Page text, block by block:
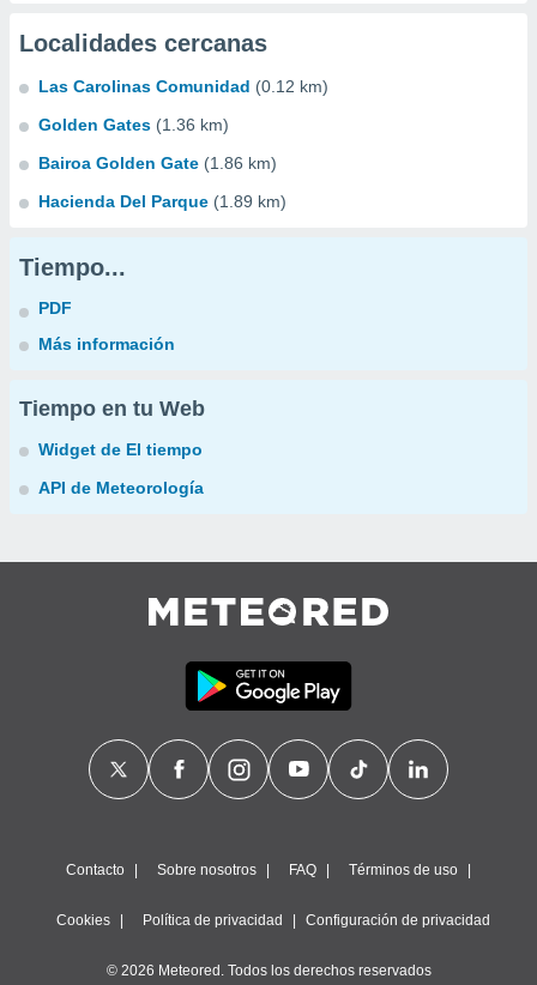
Localidades cercanas
Las Carolinas Comunidad (0.12 km)
Golden Gates (1.36 km)
Bairoa Golden Gate (1.86 km)
Hacienda Del Parque (1.89 km)
Tiempo...
PDF
Más información
Tiempo en tu Web
Widget de El tiempo
API de Meteorología
Contacto Sobre nosotros FAQ Términos de uso
Cookies Política de privacidad Configuración de privacidad
© 2026 Meteored. Todos los derechos reservados